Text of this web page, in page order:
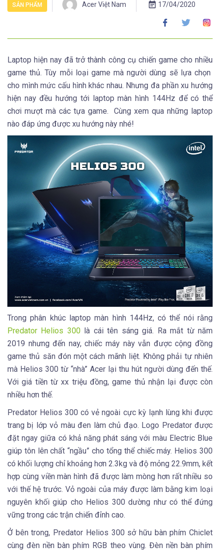
SẢN PHẨM Acer Việt Nam 17/04/2020
Laptop hiện nay đã trở thành công cụ chiến game cho nhiều
game thủ. Tùy mỗi loại game mà người dùng sẽ lựa chọn
cho mình mức cấu hình khác nhau. Nhưng đa phần xu hướng
hiện nay đều hướng tới laptop màn hình 144Hz để có thể
chơi mượt mà các tựa game. Cùng xem qua những laptop
nào đáp ứng được xu hướng này nhé!
Trong phân khúc laptop màn hình 144Hz, có thể nói rằng
Predator Helios 300là cái tên sáng giá. Ra mắt từ năm
2019 nhưng đến nay, chiếc máy này vẫn được cộng đồng
game thủ săn đón một cách mãnh liệt. Không phải tự nhiên
mà Helios 300 từ “nhà” Acer lại thu hút người dùng đến thế.
Với giá tiền từ xx triệu đồng, game thủ nhận lại được còn
nhiều hơn thế.
Predator Helios 300 có vẻ ngoài cực kỳ lạnh lùng khi được
trang bị lớp vỏ màu đen làm chủ đạo. Logo Predator được
đặt ngay giữa có khả năng phát sáng với màu Electric Blue
giúp tôn lên chất “ngầu” cho tổng thể chiếc máy. Helios 300
có khối lượng chỉ khoảng hơn 2.3kg và độ mỏng 22.9mm, kết
hợp cùng viền màn hình đã được làm mòng hơn rất nhiều so
với thế hệ trước. Vỏ ngoài của máy được làm bằng kim loại
nguyên khối giúp cho Helios 300 dường như có thể đứng
vững trong các trận chiến đỉnh cao.
Ở bên trong, Predator Helios 300 sở hữu bàn phím Chiclet
cùng đèn nền bàn phím RGB theo vùng. Đèn nền bàn phím